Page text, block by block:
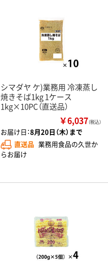
シマダヤ ケ)業務用 冷凍蒸し
焼きそば1kg 1ケース
1kg×10PC（直送品）
￥6,037（税込）
お届け日：8月20日（木）まで
直送品 業務用食品の久世か
らお届け